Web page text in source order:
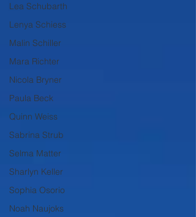
Lea Schubarth
Lenya Schiess
Malin Schiller
Mara Richter
Nicola Bryner
Paula Beck
Quinn Weiss
Sabrina Strub
Selma Matter
Sharlyn Keller
Sophia Osorio
Noah Naujoks